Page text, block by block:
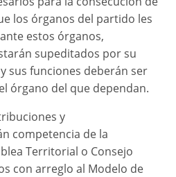
los órganos del partido les
estos órganos,
supeditados por su
sus funciones deberán ser
órgano del que dependan.
y
competencia de la
Territorial o Consejo
con arreglo al Modelo de